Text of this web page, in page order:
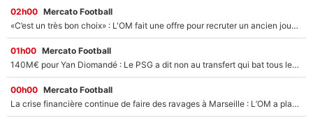
02h00 Mercato Football
«C’est un très bon choix» : L'OM fait une offre pour recruter un ancien joueur du PSG... et c'est validé dans l'After Foot !
01h00 Mercato Football
140M€ pour Yan Diomandé : Le PSG a dit non au transfert qui bat tous les records sur le mercato
00h00 Mercato Football
La crise financière continue de faire des ravages à Marseille : L’OM a placé 12 joueurs sur le marché des transferts… et ça pourrait lui rapporter près de 100M€ !